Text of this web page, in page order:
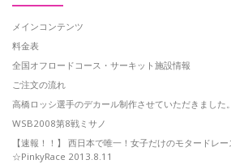
メインコンテンツ
料金表
全国オフロードコース・サーキット施設情報
ご注文の流れ
高橋ロッシ選手のデカール制作させていただきました。
WSB2008第8戦ミサノ
【速報！！】 西日本で唯一！女子だけのモタードレ
☆PinkyRace 2013.8.11